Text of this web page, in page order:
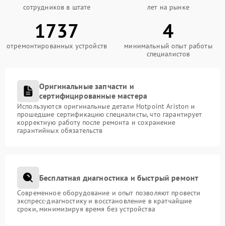
сотрудников в штате лет на рынке
1737
отремонтированных устройств
4
минимальный опыт работы
специалистов
Оригинальные запчасти и
сертифицированные мастера
Используются оригинальные детали Hotpoint Ariston и
прошедшие сертификацию специалисты, что гарантирует
корректную работу после ремонта и сохранение
гарантийных обязательств
Бесплатная диагностика и быстрый ремонт
Современное оборудование и опыт позволяют провести
экспресс-диагностику и восстановление в кратчайшие
сроки, минимизируя время без устройства